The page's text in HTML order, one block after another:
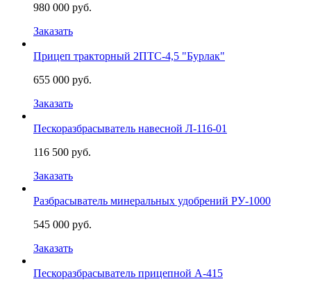
980 000 руб.
Заказать
Прицеп тракторный 2ПТС-4,5 "Бурлак"
655 000 руб.
Заказать
Пескоразбрасыватель навесной Л-116-01
116 500 руб.
Заказать
Разбрасыватель минеральных удобрений РУ-1000
545 000 руб.
Заказать
Пескоразбрасыватель прицепной А-415